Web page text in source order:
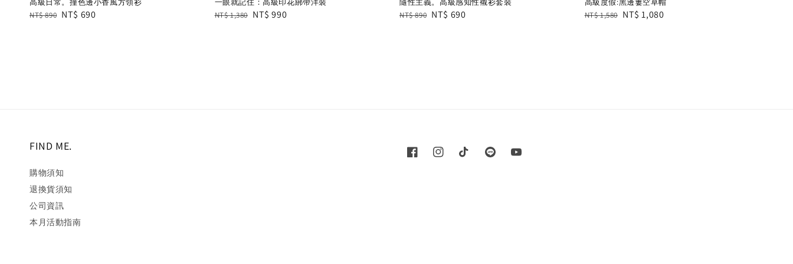
Regular
NT$ 890 Sale
NT$ 690
Regular
NT$ 1,380 Sale
NT$ 990
Regular
NT$ 890 Sale
NT$ 690
Regular
NT$ 1,580 Sale
NT$ 1,080
FIND ME.
購物須知
退換貨須知
公司資訊
本月活動指南